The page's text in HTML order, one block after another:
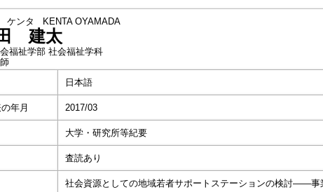
ケンタ KENTA OYAMADA
建太
福祉学部 社会福祉学科
日本語
年月 2017/03
大学・研究所等紀要
査読あり
社会資源としての地域若者サポートステーションの検討――事